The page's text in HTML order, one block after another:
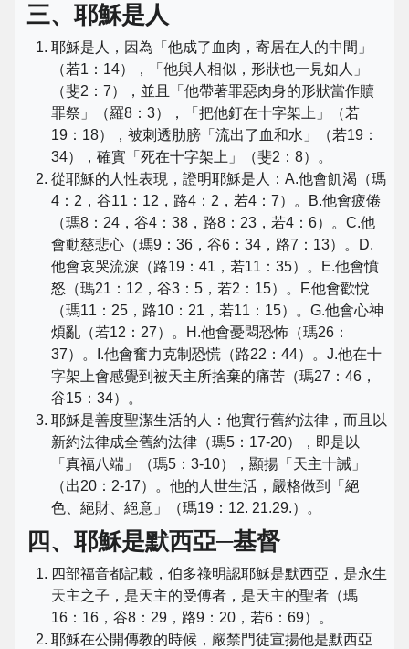
三、耶穌是人
耶穌是人，因為「他成了血肉，寄居在人的中間」
（若1：14），「他與人相似，形狀也一見如人」
（斐2：7），並且「他帶著罪惡肉身的形狀當作贖
罪祭」（羅8：3），「把他釘在十字架上」（若
19：18），被刺透肋膀「流出了血和水」（若19：
34），確實「死在十字架上」（斐2：8）。
從耶穌的人性表現，證明耶穌是人：A.他會飢渴（瑪
4：2，谷11：12，路4：2，若4：7）。B.他會疲倦
（瑪8：24，谷4：38，路8：23，若4：6）。C.他
會動慈悲心（瑪9：36，谷6：34，路7：13）。D.
他會哀哭流淚（路19：41，若11：35）。E.他會憤
怒（瑪21：12，谷3：5，若2：15）。F.他會歡悅
（瑪11：25，路10：21，若11：15）。G.他會心神
煩亂（若12：27）。H.他會憂悶恐怖（瑪26：
37）。I.他會奮力克制恐慌（路22：44）。J.他在十
字架上會感覺到被天主所捨棄的痛苦（瑪27：46，
谷15：34）。
耶穌是善度聖潔生活的人：他實行舊約法律，而且以
新約法律成全舊約法律（瑪5：17-20），即是以
「真福八端」（瑪5：3-10），顯揚「天主十誡」
（出20：2-17）。他的人世生活，嚴格做到「絕
色、絕財、絕意」（瑪19：12. 21.29.）。
四、耶穌是默西亞─基督
四部福音都記載，伯多祿明認耶穌是默西亞，是永生
天主之子，是天主的受傅者，是天主的聖者（瑪
16：16，谷8：29，路9：20，若6：69）。
耶穌在公開傳教的時候，嚴禁門徒宣揚他是默西亞